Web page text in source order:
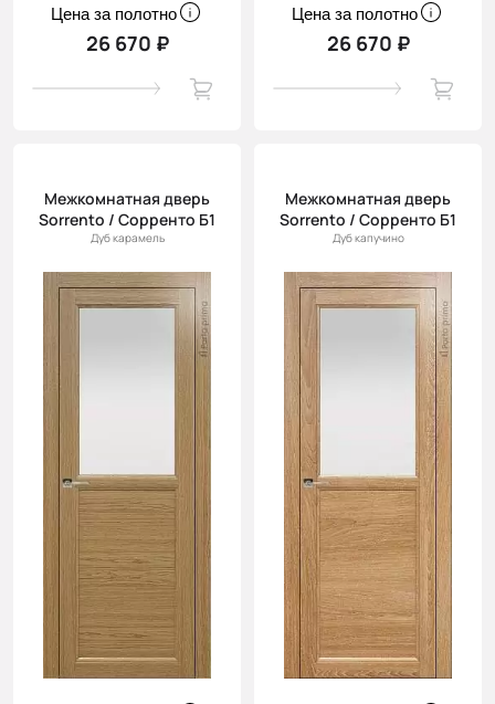
Цена за полотно
26 670 ₽
Цена за полотно
26 670 ₽
Межкомнатная дверь
Sorrento / Сорренто Б1
Дуб карамель
Межкомнатная дверь
Sorrento / Сорренто Б1
Дуб капучино